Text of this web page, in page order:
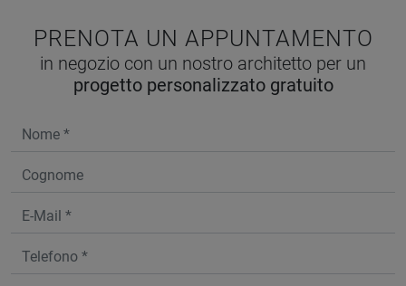
PRENOTA UN APPUNTAMENTO
in negozio con un nostro architetto per un
progetto personalizzato gratuito